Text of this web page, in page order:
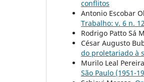
conflitos
Antonio Escobar
Trabalho: v. 6 n.
Rodrigo Patto Sá
César Augusto
do proletariado à
Murilo Leal
São Paulo (1951-